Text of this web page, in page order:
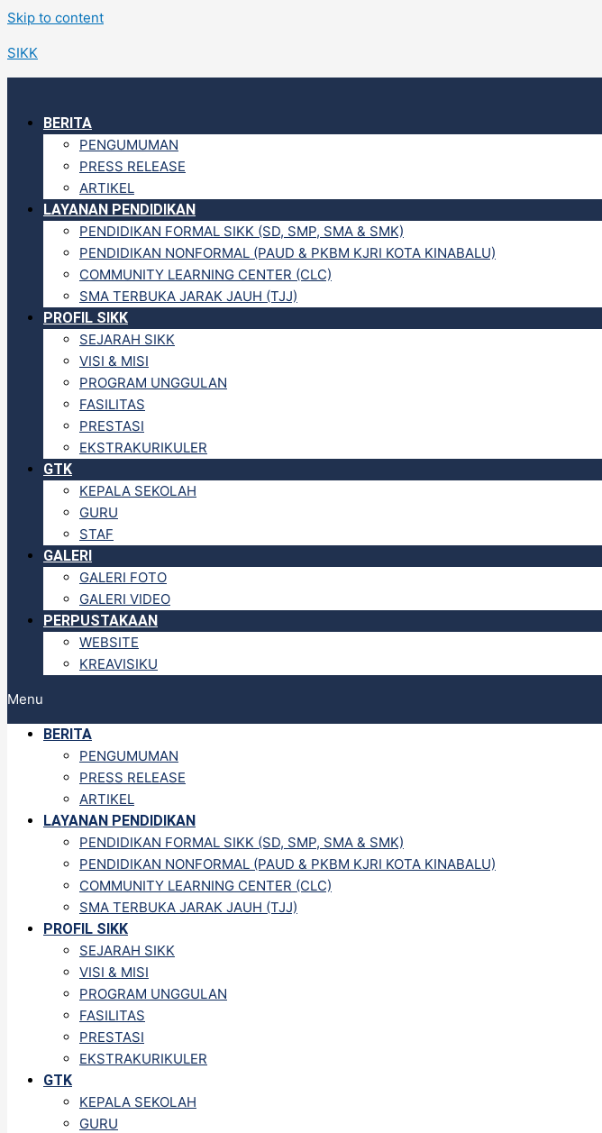
Skip to content
SIKK
BERITA
PENGUMUMAN
PRESS RELEASE
ARTIKEL
LAYANAN PENDIDIKAN
PENDIDIKAN FORMAL SIKK (SD, SMP, SMA & SMK)
PENDIDIKAN NONFORMAL (PAUD & PKBM KJRI KOTA KINABALU)
COMMUNITY LEARNING CENTER (CLC)
SMA TERBUKA JARAK JAUH (TJJ)
PROFIL SIKK
SEJARAH SIKK
VISI & MISI
PROGRAM UNGGULAN
FASILITAS
PRESTASI
EKSTRAKURIKULER
GTK
KEPALA SEKOLAH
GURU
STAF
GALERI
GALERI FOTO
GALERI VIDEO
PERPUSTAKAAN
WEBSITE
KREAVISIKU
Menu
BERITA
PENGUMUMAN
PRESS RELEASE
ARTIKEL
LAYANAN PENDIDIKAN
PENDIDIKAN FORMAL SIKK (SD, SMP, SMA & SMK)
PENDIDIKAN NONFORMAL (PAUD & PKBM KJRI KOTA KINABALU)
COMMUNITY LEARNING CENTER (CLC)
SMA TERBUKA JARAK JAUH (TJJ)
PROFIL SIKK
SEJARAH SIKK
VISI & MISI
PROGRAM UNGGULAN
FASILITAS
PRESTASI
EKSTRAKURIKULER
GTK
KEPALA SEKOLAH
GURU